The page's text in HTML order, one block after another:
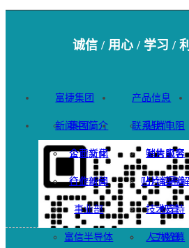
诚信 / 用心 / 学习 /
富捷集团
集团简介
企业文化
合作伙伴
事业部
富信半导体
产品信息
贴片电阻
贴片电容
贴片铝电解
二极管
三极管
新闻中心
公司新闻
行业新闻
联系我们
销售服务
分销渠道
技术支持
人力招募